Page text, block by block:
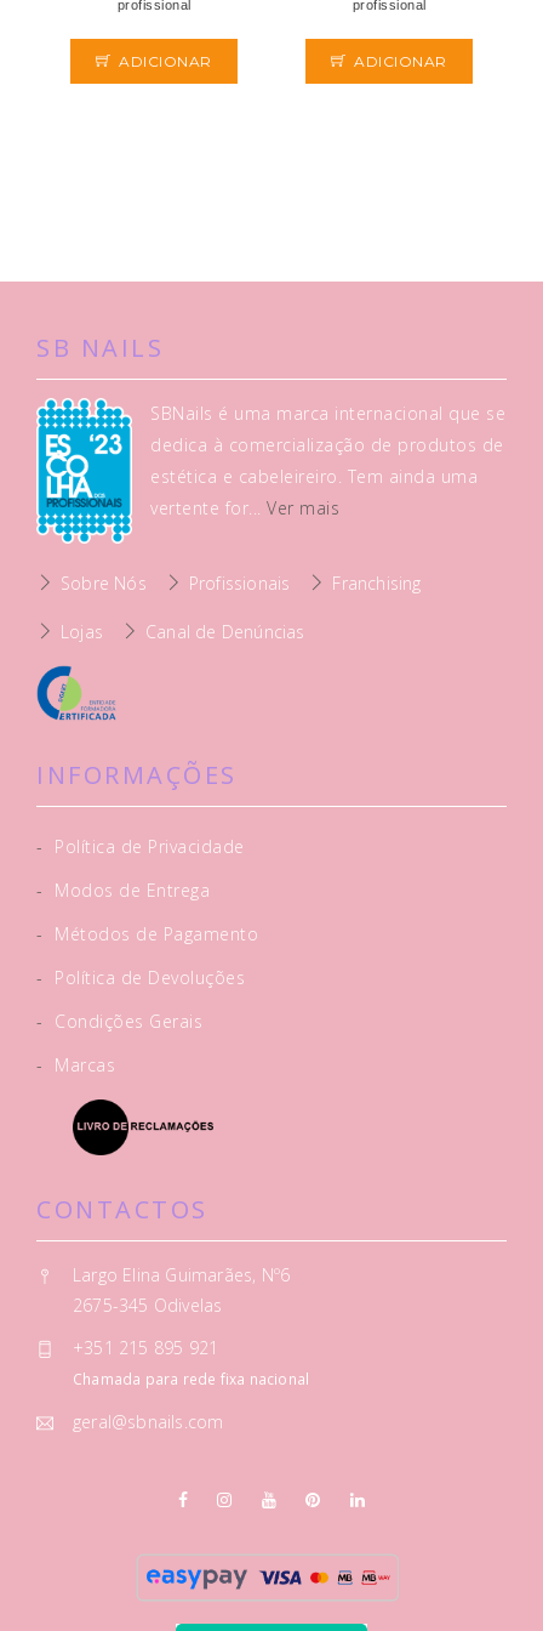
profissional
ADICIONAR
profissional
ADICIONAR
SB NAILS
SBNails é uma marca internacional que se
dedica à comercialização de produtos de
estética e cabeleireiro. Tem ainda uma
vertente for...Ver mais
Sobre Nós Profissionais Franchising
Lojas Canal de Denúncias
INFORMAÇÕES
-
Política de Privacidade
-
Modos de Entrega
-
Métodos de Pagamento
-
Política de Devoluções
-
Condições Gerais
-
Marcas
CONTACTOS
Largo Elina Guimarães, Nº6
2675-345 Odivelas
+351 215 895 921
Chamada para rede fixa nacional
geral@sbnails.com